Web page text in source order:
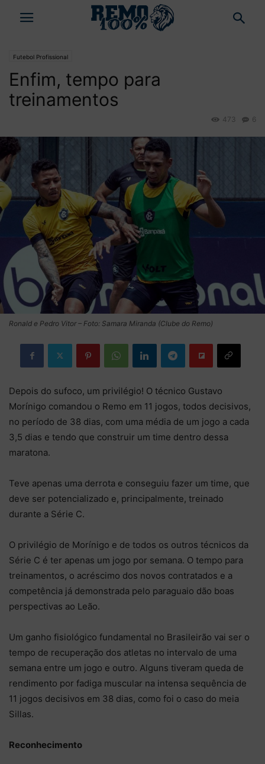
Futebol Profissional
Enfim, tempo para
treinamentos
6
473
Ronald e Pedro Vitor – Foto: Samara Miranda (Clube do Remo)
Depois do sufoco, um privilégio! O técnico Gustavo
Morínigo comandou o Remo em 11 jogos, todos decisivos,
no período de 38 dias, com uma média de um jogo a cada
3,5 dias e tendo que construir um time dentro dessa
maratona.
Teve apenas uma derrota e conseguiu fazer um time, que
deve ser potencializado e, principalmente, treinado
durante a Série C.
O privilégio de Morínigo e de todos os outros técnicos da
Série C é ter apenas um jogo por semana. O tempo para
treinamentos, o acréscimo dos novos contratados e a
competência já demonstrada pelo paraguaio dão boas
perspectivas ao Leão.
Um ganho fisiológico fundamental no Brasileirão vai ser o
tempo de recuperação dos atletas no intervalo de uma
semana entre um jogo e outro. Alguns tiveram queda de
rendimento por fadiga muscular na intensa sequência de
11 jogos decisivos em 38 dias, como foi o caso do meia
Sillas.
Reconhecimento